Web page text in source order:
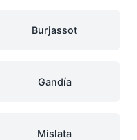
Burjassot
Gandía
Mislata